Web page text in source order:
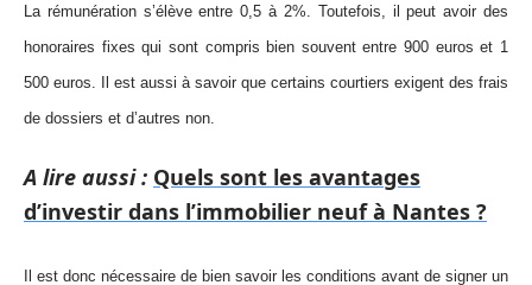
La rémunération s’élève entre 0,5 à 2%. Toutefois, il peut avoir des
honoraires fixes qui sont compris bien souvent entre 900 euros et 1
500 euros. Il est aussi à savoir que certains courtiers exigent des frais
de dossiers et d’autres non.
A lire aussi : Quels sont les avantages
d’investir dans l’immobilier neuf à Nantes ?
Il est donc nécessaire de bien savoir les conditions avant de signer un